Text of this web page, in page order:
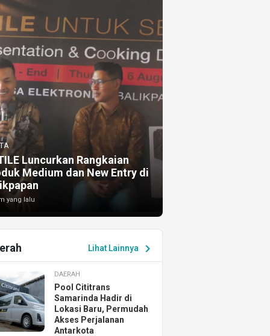
Luncurkan Rangkaian
Medium dan New Entry di
yang lalu
Lihat Lainnya chevron_right
DAERAH
Pool Cititrans
Samarinda Hadir di
Lokasi Baru, Permudah
Akses Perjalanan
Antarkota